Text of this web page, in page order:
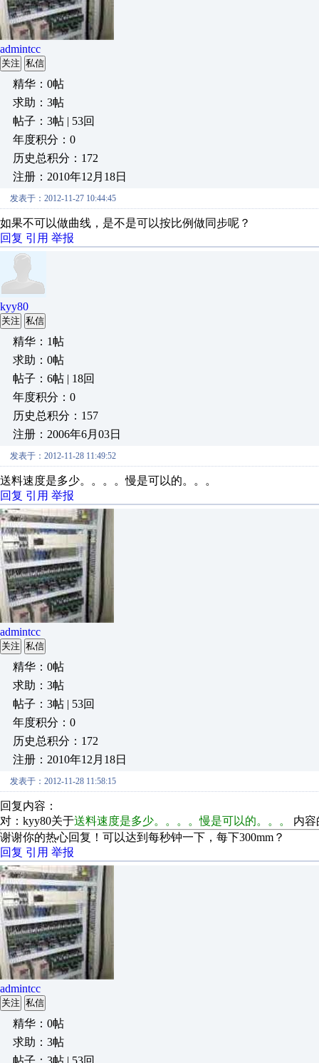
admintcc
关注 私信
精华：0帖
求助：3帖
帖子：3帖 | 53回
年度积分：0
历史总积分：172
注册：2010年12月18日
发表于：2012-11-27 10:44:45
如果不可以做曲线，是不是可以按比例做同步呢？
回复 引用 举报
kyy80
关注 私信
精华：1帖
求助：0帖
帖子：6帖 | 18回
年度积分：0
历史总积分：157
注册：2006年6月03日
发表于：2012-11-28 11:49:52
送料速度是多少。。。。慢是可以的。。。
回复 引用 举报
admintcc
关注 私信
精华：0帖
求助：3帖
帖子：3帖 | 53回
年度积分：0
历史总积分：172
注册：2010年12月18日
发表于：2012-11-28 11:58:15
回复内容：
对：kyy80关于送料速度是多少。。。。慢是可以的。。。 内容
谢谢你的热心回复！可以达到每秒钟一下，每下300mm？
回复 引用 举报
admintcc
关注 私信
精华：0帖
求助：3帖
帖子：3帖 | 53回